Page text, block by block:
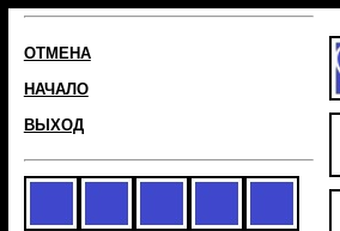
ОТМЕНА
НАЧАЛО
ВЫХОД